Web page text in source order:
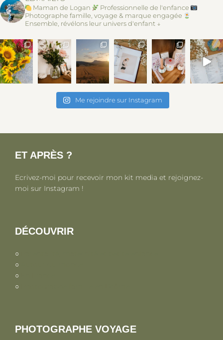
Maman de Logan
Professionnelle de l'enfance
Photographe famille, voyage & marque engagée
Ensemble, révélons leur univers d'enfant ↓
Me rejoindre sur Instagram
ET APRÈS ?
Ecrivez-moi pour recevoir mon kit media et rejoignez-
moi sur Instagram !
DÉCOUVRIR
○
○
○
○
PHOTOGRAPHE VOYAGE